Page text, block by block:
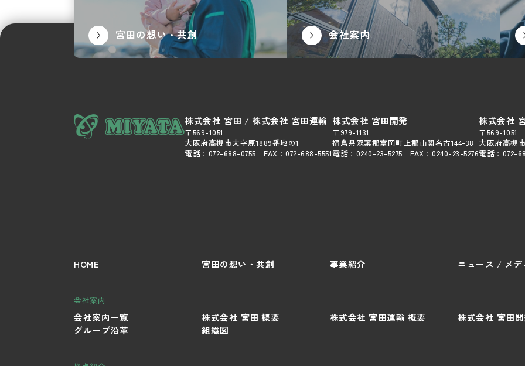
宮田の想い・共創 会社案内
株式会社 宮田 / 株式会社 宮田運輸
〒569-1051
大阪府高槻市大字原1889番地の1
電話： 072-688-0755 FAX：072-688-5551
株式会社 宮田開発
〒979-1131
福島県双葉郡富岡町上郡山関名古144-38
電話： 0240-23-5275 FAX：0240-23-5276
株式会社
〒569-1051
大阪府高槻
電話： 072-
HOME 宮田の想い・共創 事業紹介 ニュース / メデ
会社案内
会社案内一覧 株式会社 宮田 概要 株式会社 宮田運輸 概要 株式会社 宮田
グループ沿革
組織図